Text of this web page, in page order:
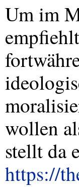
Um im
wollen
stellt da
https://